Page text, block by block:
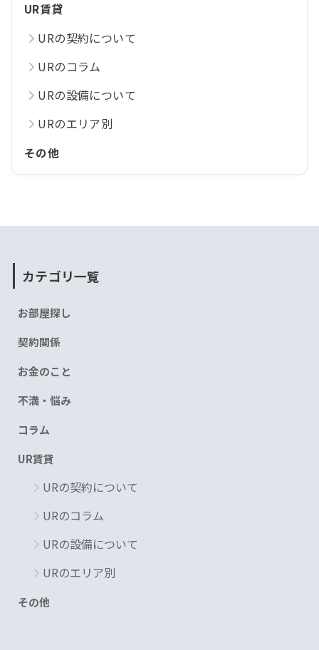
UR賃貸
URの契約について
URのコラム
URの設備について
URのエリア別
その他
カテゴリ一覧
お部屋探し
契約関係
お金のこと
不満・悩み
コラム
UR賃貸
URの契約について
URのコラム
URの設備について
URのエリア別
その他